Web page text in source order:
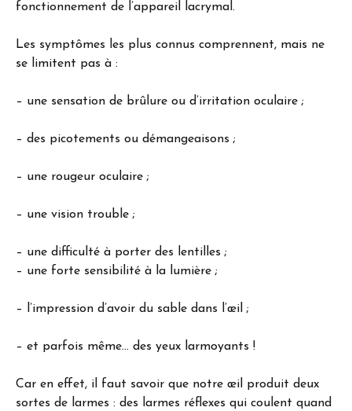
fonctionnement de l’appareil lacrymal.
Les symptômes les plus connus comprennent, mais ne
se limitent pas à :
– une sensation de brûlure ou d’irritation oculaire ;
– des picotements ou démangeaisons ;
– une rougeur oculaire ;
– une vision trouble ;
– une difficulté à porter des lentilles ;
– une forte sensibilité à la lumière ;
– l’impression d’avoir du sable dans l’œil ;
– et parfois même… des yeux larmoyants !
Car en effet, il faut savoir que notre œil produit deux
sortes de larmes : des larmes réflexes qui coulent quand